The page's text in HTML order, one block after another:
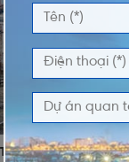
Tiến độ dự án Hà Nội